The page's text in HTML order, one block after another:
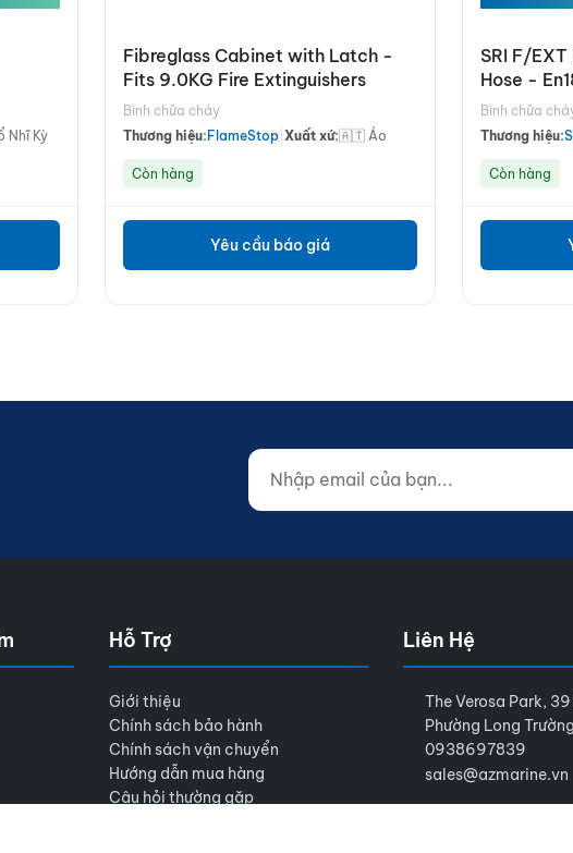
Kỳ
Fibreglass Cabinet with Latch -
Fits 9.0KG Fire Extinguishers
Bình chữa cháy
Thương hiệu: FlameStop Xuất xứ:🇦🇹 Áo
Còn hàng
Yêu cầu báo giá
SRI F/
Hose -
Bình chữa
Thương hiệu:
Còn hàng
Nhập email của bạn...
Website (do not fill)
Hỗ Trợ
Giới thiệu
Chính sách bảo hành
Chính sách vận chuyển
Hướng dẫn mua hàng
Câu hỏi thường gặp
Liên Hệ
The Verosa Park,
Phường Long
0938697839
sales@azmarine.vn